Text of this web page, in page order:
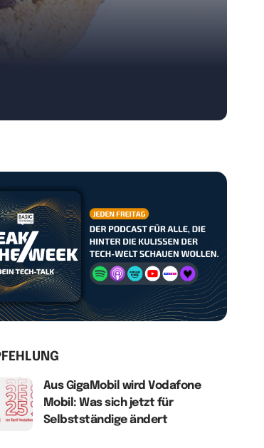
Aus GigaMobil wird Vodafone
Mobil: Was sich jetzt für
Selbstständige ändert